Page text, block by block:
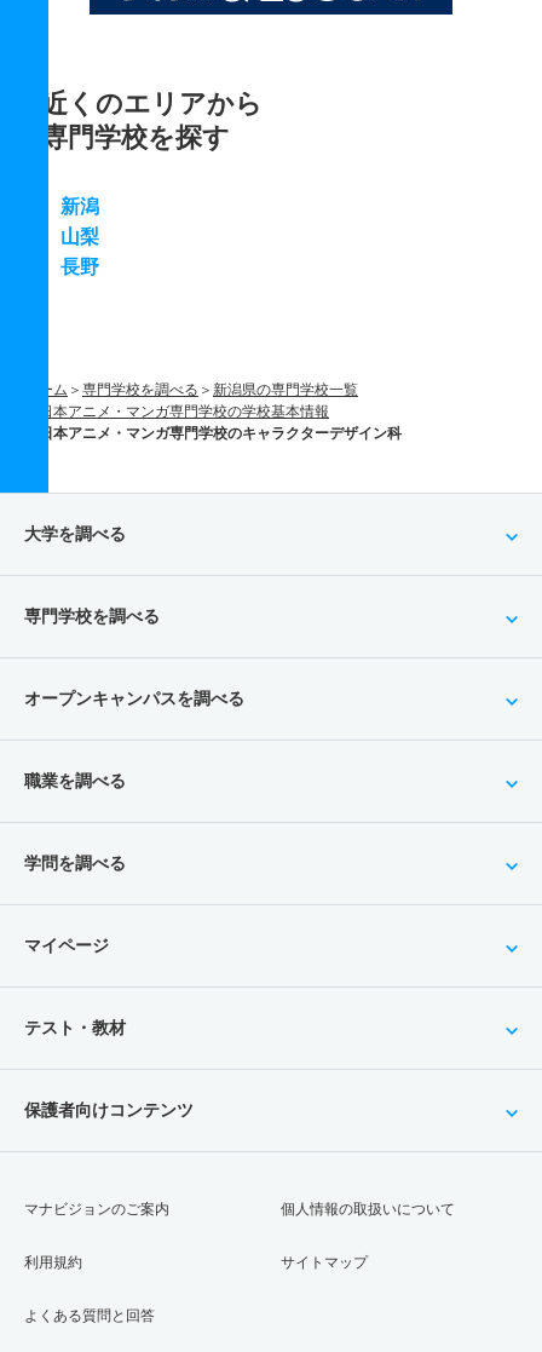
近くのエリアから
専門学校を探す
新潟
山梨
長野
ホーム 専門学校を調べる
新潟県の専門学校一覧
日本アニメ・マンガ専門学校の学校基本情報
日本アニメ・マンガ専門学校のキャラクターデザイン科
大学を調べる
専門学校を調べる
オープンキャンパスを調べる
職業を調べる
学問を調べる
マイページ
テスト・教材
保護者向けコンテンツ
マナビジョンのご案内
利用規約
よくある質問と回答
個人情報の取扱いについて
サイトマップ